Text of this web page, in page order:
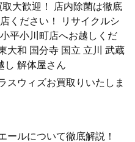
大歓迎！ 店内除菌は徹底
ください！ リサイクルシ
平小川町店へお越しくだ
大和 国分寺 国立 立川 武蔵
し 解体屋さん
スウィズお買取りいたしま
ールについて徹底解説！